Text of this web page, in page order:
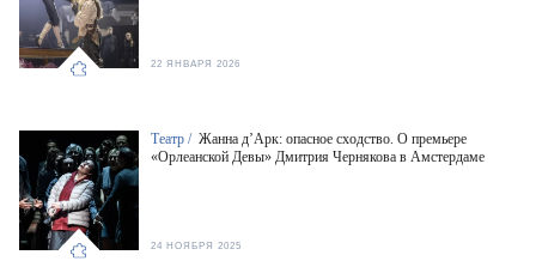
22 ЯНВАРЯ 2026
Театр / Жанна д’Арк: опасное сходство. О премьере
«Орлеанской Девы» Дмитрия Чернякова в Амстердаме
24 НОЯБРЯ 2025